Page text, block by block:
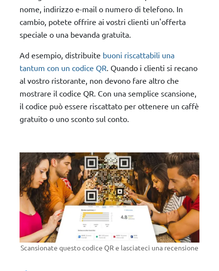
nome, indirizzo e-mail o numero di telefono. In
cambio, potete offrire ai vostri clienti un'offerta
speciale o una bevanda gratuita.
Ad esempio, distribuite buoni riscattabili una
tantum con un codice QR. Quando i clienti si recano
al vostro ristorante, non devono fare altro che
mostrare il codice QR. Con una semplice scansione,
il codice può essere riscattato per ottenere un caffè
gratuito o uno sconto sul conto.
Scansionate questo codice QR e lasciateci una recensione